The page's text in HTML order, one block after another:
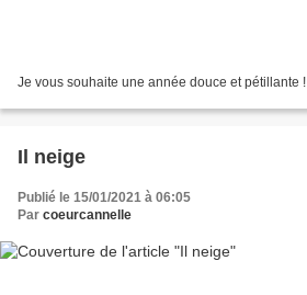
Je vous souhaite une année douce et pétillante !
Il neige
Publié le 15/01/2021 à 06:05
Par coeurcannelle